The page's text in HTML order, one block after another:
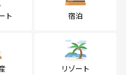
ト 宿泊
リゾート